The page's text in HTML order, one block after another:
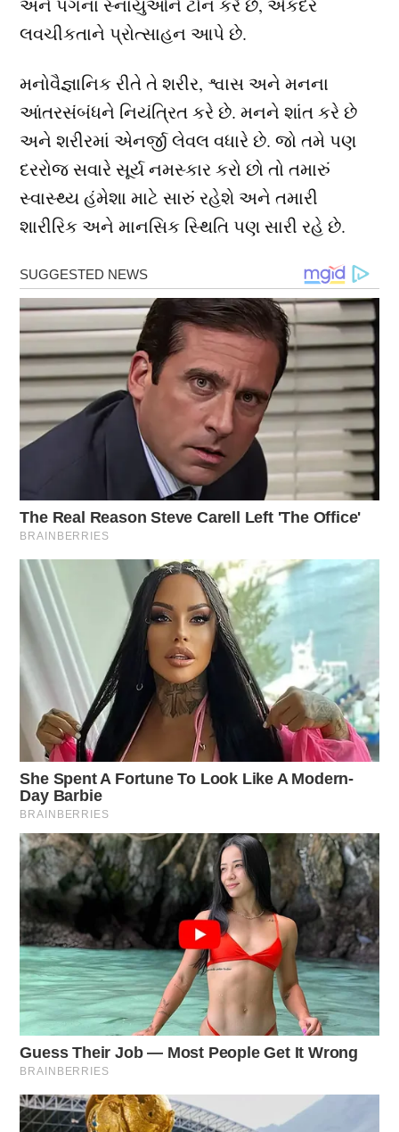
અને પગના સ્નાયુઓને ટોન કરે છે, એકંદર
લવચીકતાને પ્રોત્સાહન આપે છે.
મનોવૈજ્ઞાનિક રીતે તે શરીર, શ્વાસ અને મનના
આંતરસંબંધને નિયંત્રિત કરે છે. મનને શાંત કરે છે
અને શરીરમાં એનર્જી લેવલ વધારે છે. જો તમે પણ
દરરોજ સવારે સૂર્ય નમસ્કાર કરો છો તો તમારું
સ્વાસ્થ્ય હંમેશા માટે સારું રહેશે અને તમારી
શારીરિક અને માનસિક સ્થિતિ પણ સારી રહે છે.